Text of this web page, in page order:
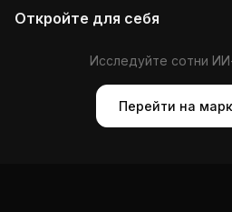
Откройте для себя
Исследуйте сотни
Перейти на